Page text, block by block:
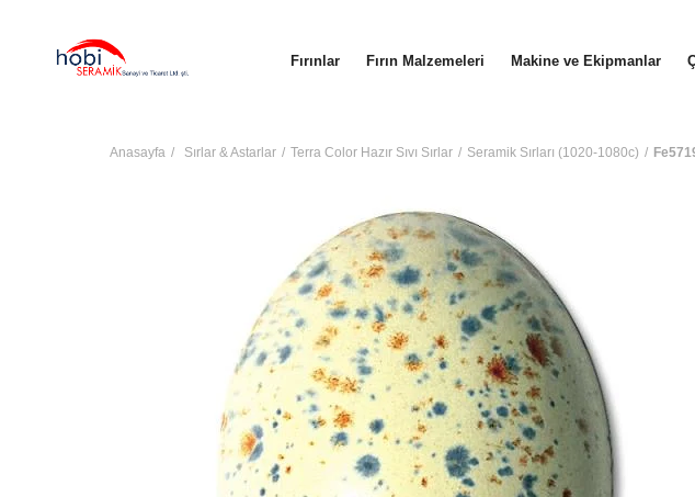
Fırınlar Fırın Malzemeleri Makine ve Ekipmanlar
Anasayfa Sırlar & Astarlar Terra Color Hazır Sıvı Sırlar Seramik Sırları (1020-1080c)